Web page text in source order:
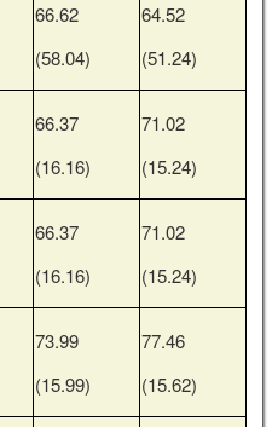
66.62
(58.04)
64.52
(51.24)
66.37
(16.16)
71.02
(15.24)
66.37
(16.16)
71.02
(15.24)
73.99
(15.99)
77.46
(15.62)